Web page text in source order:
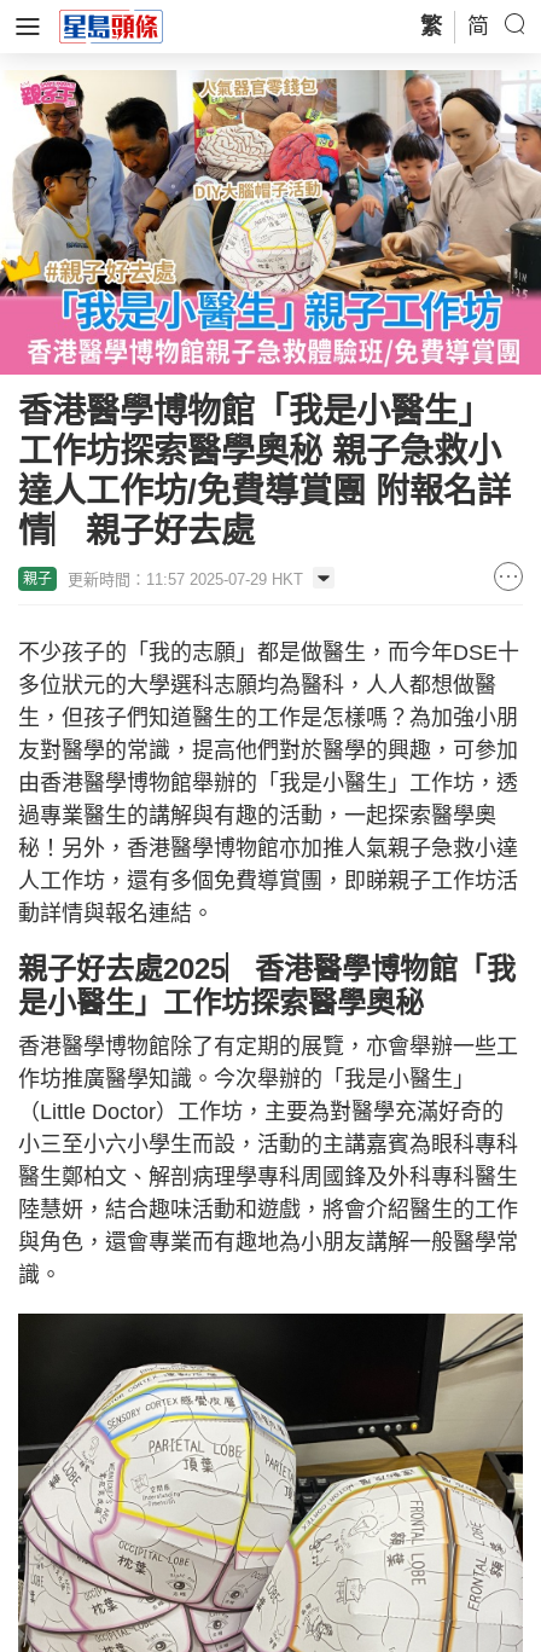
繁 简
香港醫學博物館「我是小醫生」
工作坊探索醫學奧秘 親子急救小
達人工作坊/免費導賞團 附報名詳
情︳親子好去處
親子 更新時間：11:57 2025-07-29 HKT
不少孩子的「我的志願」都是做醫生，而今年DSE十
多位狀元的大學選科志願均為醫科，人人都想做醫
生，但孩子們知道醫生的工作是怎樣嗎？為加強小朋
友對醫學的常識，提高他們對於醫學的興趣，可參加
由香港醫學博物館舉辦的「我是小醫生」工作坊，透
過專業醫生的講解與有趣的活動，一起探索醫學奧
秘！另外，香港醫學博物館亦加推人氣親子急救小達
人工作坊，還有多個免費導賞團，即睇親子工作坊活
動詳情與報名連結。
親子好去處2025︳香港醫學博物館「我
是小醫生」工作坊探索醫學奧秘
香港醫學博物館除了有定期的展覽，亦會舉辦一些工
作坊推廣醫學知識。今次舉辦的「我是小醫生」
（Little Doctor）工作坊，主要為對醫學充滿好奇的
小三至小六小學生而設，活動的主講嘉賓為眼科專科
醫生鄭柏文、解剖病理學專科周國鋒及外科專科醫生
陸慧妍，結合趣味活動和遊戲，將會介紹醫生的工作
與角色，還會專業而有趣地為小朋友講解一般醫學常
識。